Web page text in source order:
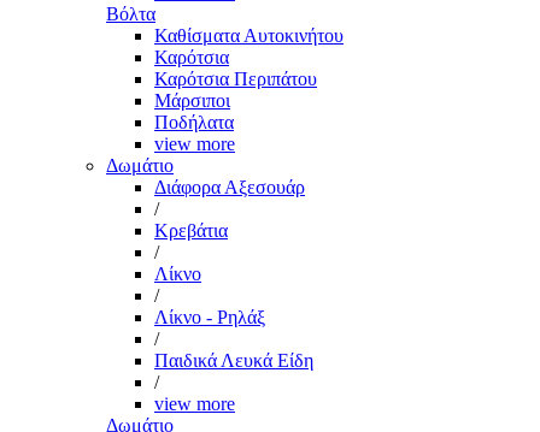
Βόλτα
Καθίσματα Αυτοκινήτου
Καρότσια
Καρότσια Περιπάτου
Μάρσιποι
Ποδήλατα
view more
Δωμάτιο
Διάφορα Αξεσουάρ
/
Κρεβάτια
/
Λίκνο
/
Λίκνο - Ρηλάξ
/
Παιδικά Λευκά Είδη
/
view more
Δωμάτιο